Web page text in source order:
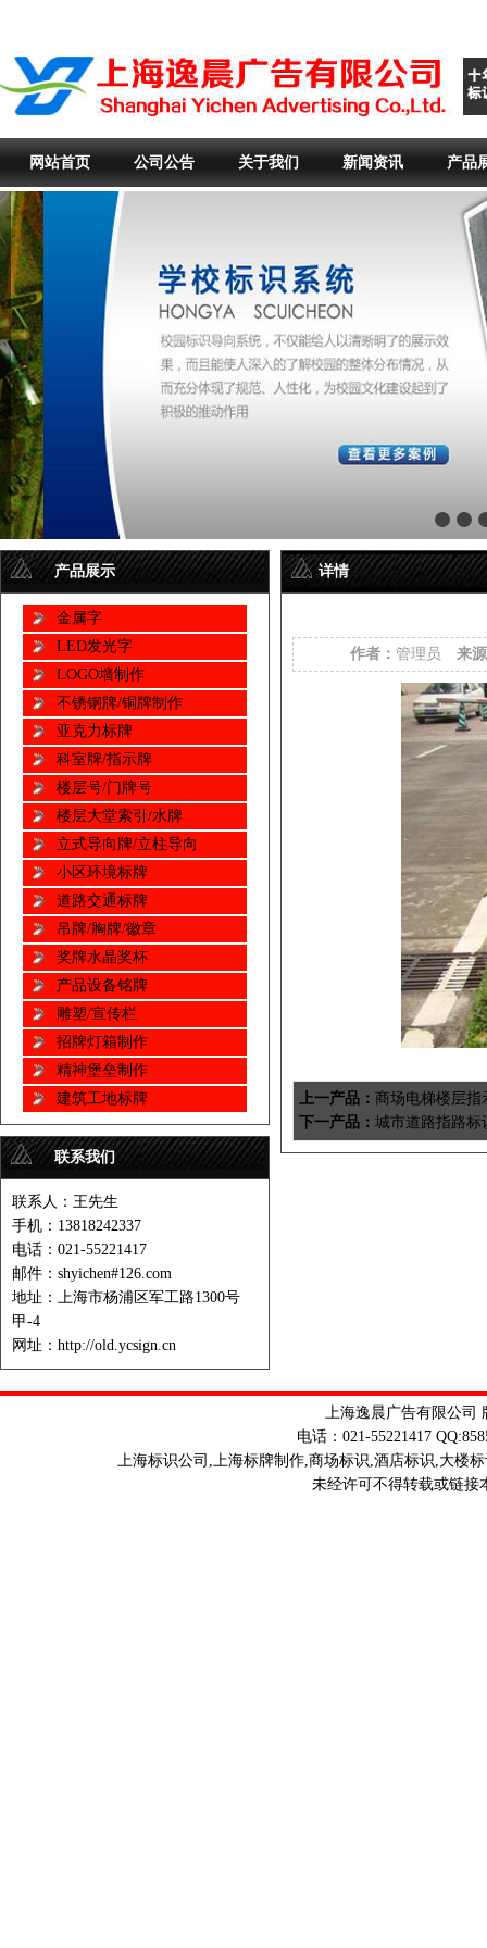
网站首页 公司公告 关于我们 新闻资讯 产品
产品展示
金属字
LED发光字
LOGO墙制作
不锈钢牌/铜牌制作
亚克力标牌
科室牌/指示牌
楼层号/门牌号
楼层大堂索引/水牌
立式导向牌/立柱导向
小区环境标牌
道路交通标牌
吊牌/胸牌/徽章
奖牌水晶奖杯
产品设备铭牌
雕塑/宣传栏
招牌灯箱制作
精神堡垒制作
建筑工地标牌
联系我们
联系人：王先生
手机：13818242337
电话：021-55221417
邮件：shyichen#126.com
地址：上海市杨浦区军工路1300号
甲-4
网址：http://old.ycsign.cn
详情
作者： 管理员 来
上一产品： 商场电梯楼层指
下一产品： 城市道路指路标
上海逸晨广告有限公司
电话：021-55221417
上海标识公司,上海标牌制作,商场标识,酒店标识,大楼
未经许可不得转载或链接